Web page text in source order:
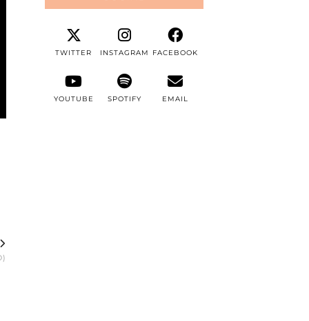
TWITTER INSTAGRAM FACEBOOK
YOUTUBE SPOTIFY EMAIL